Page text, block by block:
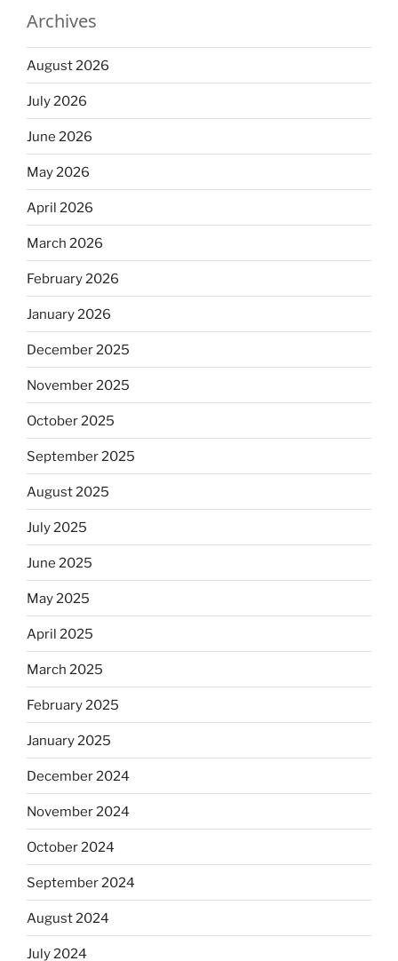
Archives
August 2026
July 2026
June 2026
May 2026
April 2026
March 2026
February 2026
January 2026
December 2025
November 2025
October 2025
September 2025
August 2025
July 2025
June 2025
May 2025
April 2025
March 2025
February 2025
January 2025
December 2024
November 2024
October 2024
September 2024
August 2024
July 2024